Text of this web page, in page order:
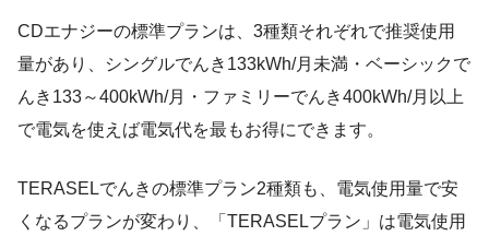
市場価格調整額も含めた全ての項目を、実際の電気料金計算と
同じように使用します。
燃料費調整額と再生可能エネルギー発電促進賦課金は、CDエナ
ジー・TERASELでんきの2024年1～12月まで1年分の数値を使
燃料費調整額は、国による激変緩和措置を適用した割引は使用
CDエナジーの標準プランは、3種類それぞれで推奨使用
量があり、シングルでんき133kWh/月未満・ベーシックで
んき133～400kWh/月・ファミリーでんき400kWh/月以上
で電気を使えば電気代を最もお得にできます。
TERASELでんきの標準プラン2種類も、電気使用量で安
くなるプランが変わり、「TERASELプラン」は電気使用